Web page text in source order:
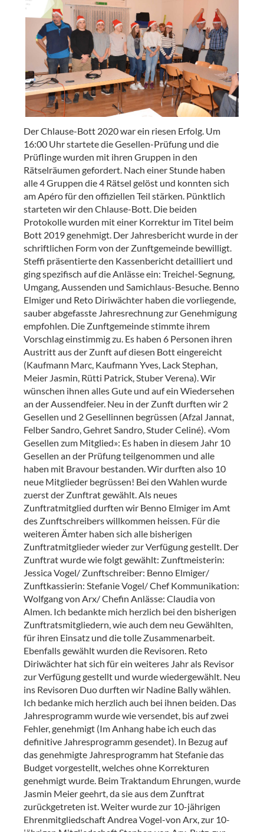
Der Chlause-Bott 2020 war ein riesen Erfolg. Um
16:00 Uhr startete die Gesellen-Prüfung und die
Prüflinge wurden mit ihren Gruppen in den
Rätselräumen gefordert. Nach einer Stunde haben
alle 4 Gruppen die 4 Rätsel gelöst und konnten sich
am Apéro für den offiziellen Teil stärken. Pünktlich
starteten wir den Chlause-Bott. Die beiden
Protokolle wurden mit einer Korrektur im Titel beim
Bott 2019 genehmigt. Der Jahresbericht wurde in der
schriftlichen Form von der Zunftgemeinde bewilligt.
Steffi präsentierte den Kassenbericht detailliert und
ging spezifisch auf die Anlässe ein: Treichel-Segnung,
Umgang, Aussenden und Samichlaus-Besuche. Benno
Elmiger und Reto Diriwächter haben die vorliegende,
sauber abgefasste Jahresrechnung zur Genehmigung
empfohlen. Die Zunftgemeinde stimmte ihrem
Vorschlag einstimmig zu. Es haben 6 Personen ihren
Austritt aus der Zunft auf diesen Bott eingereicht
(Kaufmann Marc, Kaufmann Yves, Lack Stephan,
Meier Jasmin, Rütti Patrick, Stuber Verena). Wir
wünschen ihnen alles Gute und auf ein Wiedersehen
an der Aussendfeier. Neu in der Zunft durften wir 2
Gesellen und 2 Gesellinnen begrüssen (Afzal Jannat,
Felber Sandro, Gehret Sandro, Studer Celiné). «Vom
Gesellen zum Mitglied»: Es haben in diesem Jahr 10
Gesellen an der Prüfung teilgenommen und alle
haben mit Bravour bestanden. Wir durften also 10
neue Mitglieder begrüssen! Bei den Wahlen wurde
zuerst der Zunftrat gewählt. Als neues
Zunftratmitglied durften wir Benno Elmiger im Amt
des Zunftschreibers willkommen heissen. Für die
weiteren Ämter haben sich alle bisherigen
Zunftratmitglieder wieder zur Verfügung gestellt. Der
Zunftrat wurde wie folgt gewählt: Zunftmeisterin:
Jessica Vogel/ Zunftschreiber: Benno Elmiger/
Zunftkassierin: Stefanie Vogel/ Chef Kommunikation:
Wolfgang von Arx/ Chefin Anlässe: Claudia von
Almen. Ich bedankte mich herzlich bei den bisherigen
Zunftratsmitgliedern, wie auch dem neu Gewählten,
für ihren Einsatz und die tolle Zusammenarbeit.
Ebenfalls gewählt wurden die Revisoren. Reto
Diriwächter hat sich für ein weiteres Jahr als Revisor
zur Verfügung gestellt und wurde wiedergewählt. Neu
ins Revisoren Duo durften wir Nadine Bally wählen.
Ich bedanke mich herzlich auch bei ihnen beiden. Das
Jahresprogramm wurde wie versendet, bis auf zwei
Fehler, genehmigt (Im Anhang habe ich euch das
definitive Jahresprogramm gesendet). In Bezug auf
das genehmigte Jahresprogramm hat Stefanie das
Budget vorgestellt, welches ohne Korrekturen
genehmigt wurde. Beim Traktandum Ehrungen, wurde
Jasmin Meier geehrt, da sie aus dem Zunftrat
zurückgetreten ist. Weiter wurde zur 10-jährigen
Ehrenmitgliedschaft Andrea Vogel-von Arx, zur 10-